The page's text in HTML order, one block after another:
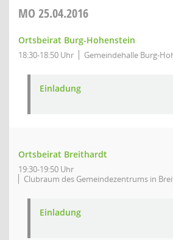
MO 25.04.2016
Ortsbeirat Burg-Hohenstein
18:30-18:50 Uhr Gemeindehalle Burg-
Einladung
Ortsbeirat Breithardt
19:30-19:50 Uhr
Clubraum des Gemeindezentrums in
Einladung